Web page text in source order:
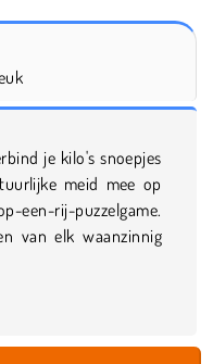
je kilo's snoepjes
meid mee op
een-rij-puzzelgame.
van elk waanzinnig